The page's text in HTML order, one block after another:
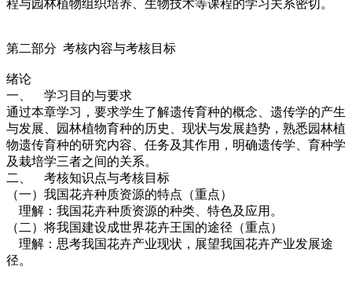
程与园林植物组织培养、生物技术等课程的学习关系密切。
第二部分 考核内容与考核目标
绪论
一、 学习目的与要求
通过本章学习，要求学生了解遗传育种的概念、遗传学的产生
与发展、园林植物育种的历史、现状与发展趋势，熟悉园林植
物遗传育种的研究内容、任务及其作用，明确遗传学、育种学
及栽培学三者之间的关系。
二、 考核知识点与考核目标
（一）我国花卉种质资源的特点（重点）
理解：我国花卉种质资源的种类、特色及应用。
（二）将我国建设成世界花卉王国的途径（重点）
理解：思考我国花卉产业现状，展望我国花卉产业发展途
径。